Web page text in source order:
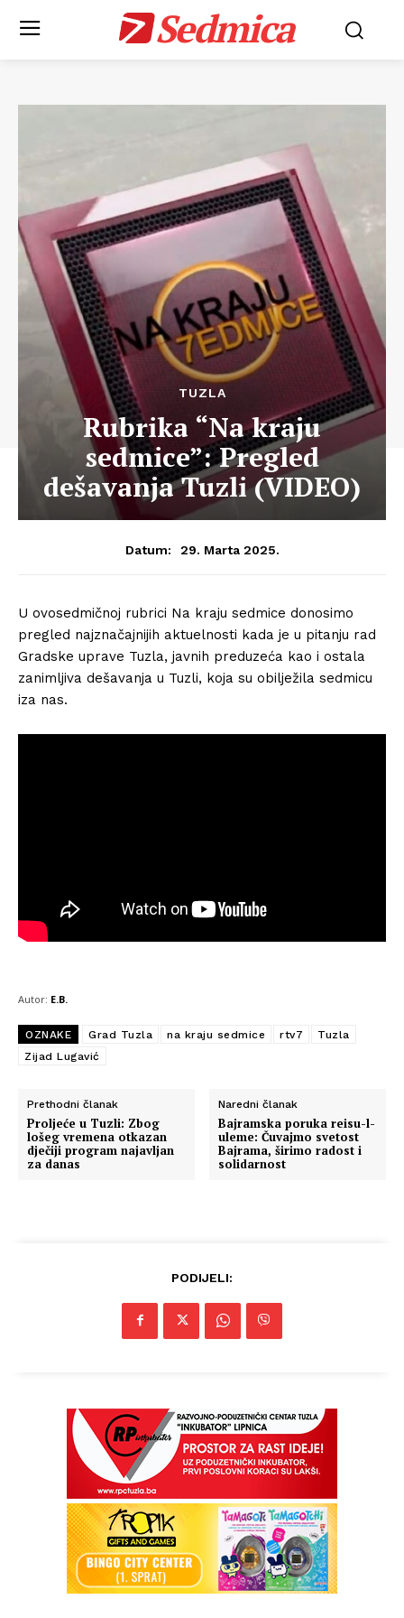
Sedmica
TUZLA
Rubrika “Na kraju
sedmice”: Pregled
dešavanja Tuzli (VIDEO)
Datum: 29. Marta 2025.
U ovosedmičnoj rubrici Na kraju sedmice donosimo
pregled najznačajnijih aktuelnosti kada je u pitanju rad
Gradske uprave Tuzla, javnih preduzeća kao i ostala
zanimljiva dešavanja u Tuzli, koja su obilježila sedmicu
iza nas.
Autor: E.B.
OZNAKE Grad Tuzla na kraju sedmice rtv7
Tuzla
Zijad Lugavić
Prethodni članak
Proljeće u Tuzli: Zbog
lošeg vremena otkazan
dječiji program najavljan
za danas
Naredni članak
Bajramska poruka reisu-l-
uleme: Čuvajmo svetost
Bajrama, širimo radost i
solidarnost
PODIJELI: